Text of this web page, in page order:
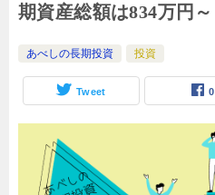
期資産総額は834万円～
あべしの長期投資 投資
Tweet 0